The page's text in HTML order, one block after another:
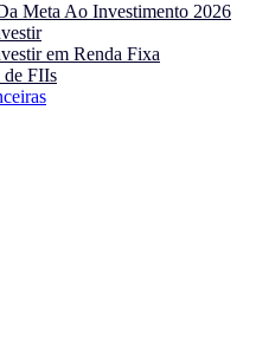
Meta Ao Investimento 2026
em Renda Fixa
de FIIs